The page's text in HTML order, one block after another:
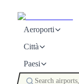
Aeroporti
Città
Paesi